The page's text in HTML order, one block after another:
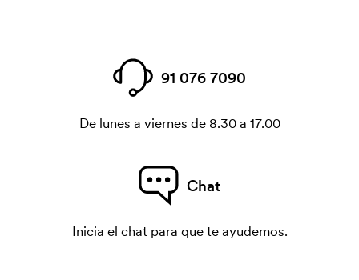
91 076 7090
De lunes a viernes de 8.30 a 17.00
Chat
Inicia el chat para que te ayudemos.